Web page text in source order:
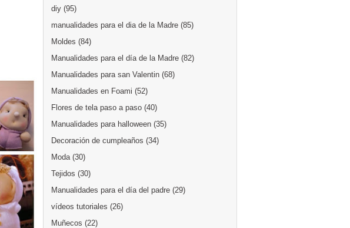
diy (95)
manualidades para el dia de la Madre (85)
Moldes (84)
Manualidades para el día de la Madre (82)
Manualidades para san Valentin (68)
Manualidades en Foami (52)
Flores de tela paso a paso (40)
Manualidades para halloween (35)
Decoración de cumpleaños (34)
Moda (30)
Tejidos (30)
Manualidades para el día del padre (29)
vídeos tutoriales (26)
Muñecos (22)